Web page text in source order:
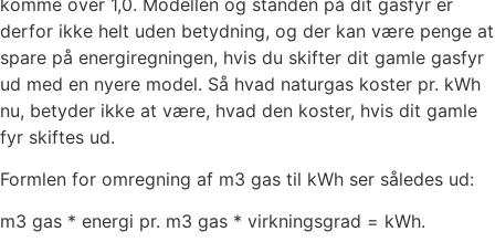
derfor ikke helt uden betydning, og der kan være penge at
spare på energiregningen, hvis du skifter dit gamle gasfyr
ud med en nyere model. Så hvad naturgas koster pr. kWh
nu, betyder ikke at være, hvad den koster, hvis dit gamle
fyr skiftes ud.
Formlen for omregning af m3 gas til kWh ser således ud:
m3 gas * energi pr. m3 gas * virkningsgrad = kWh.